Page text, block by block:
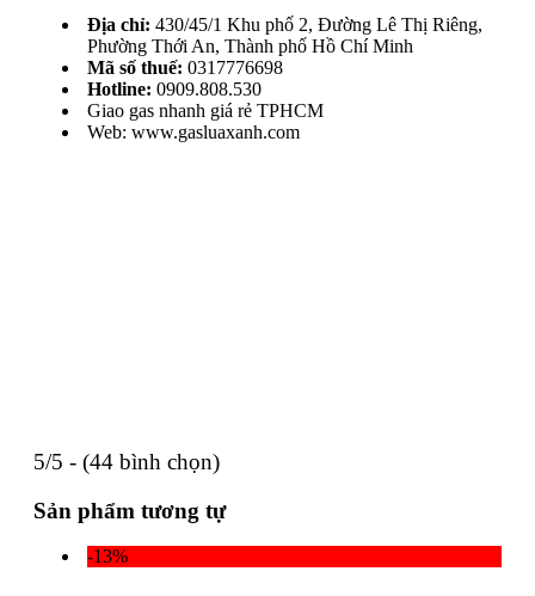
Địa chỉ: 430/45/1 Khu phố 2, Đường Lê Thị Riêng,
Phường Thới An, Thành phố Hồ Chí Minh
Mã số thuế: 0317776698
Hotline: 0909.808.530
Giao gas nhanh giá rẻ TPHCM
Web: www.gasluaxanh.com
5/5 - (44 bình chọn)
Sản phẩm tương tự
-13%